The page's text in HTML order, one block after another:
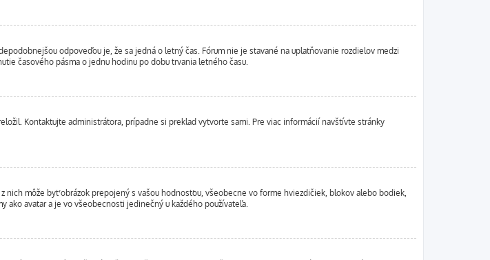
odpoveďou je, že sa jedná o letný čas. Fórum nie je stavané na uplatňovanie rozdielov medzi
časového pásma o jednu hodinu po dobu trvania letného času.
Kontaktujte administrátora, prípadne si preklad vytvorte sami. Pre viac informácií navštívte stránky
nich môže byť obrázok prepojený s vašou hodnosťou, všeobecne vo forme hviezdičiek, blokov alebo bodiek,
ako avatar a je vo všeobecnosti jedinečný u každého používateľa.